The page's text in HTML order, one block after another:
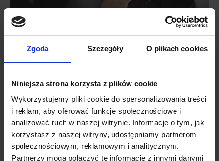
Zgoda Szczegóły O plikach cookies
Niniejsza strona korzysta z plików cookie
Wykorzystujemy pliki cookie do spersonalizowania treści
i reklam, aby oferować funkcje społecznościowe i
analizować ruch w naszej witrynie. Informacje o tym, jak
korzystasz z naszej witryny, udostępniamy partnerom
społecznościowym, reklamowym i analitycznym.
Partnerzy mogą połączyć te informacje z innymi danymi
odróżnić dobry i zły “dzwoneczek”
powiadomień?
Baza wiedzy PrzezLukasz 2 grudnia 2019
Phishing to najpopularniejszy i najgroźniejszy sposób na
wyłudzenie danych. Jednak można się przed nim uchronić.
Jak nie dać się nabrać na fałszywy „dzwoneczek” w